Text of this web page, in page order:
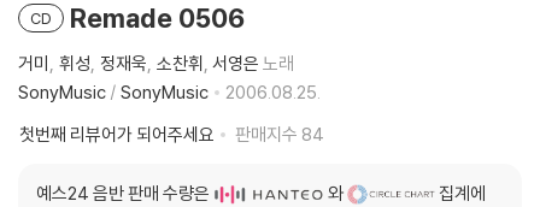
CD Remade 0506
거미 휘성 정재욱 소찬휘 서영은 노래
SonyMusic / SonyMusic
2006.08.25.
첫번째 리뷰어가 되어주세요
판매지수 84
예스24 음반 판매 수량은 와
집계에